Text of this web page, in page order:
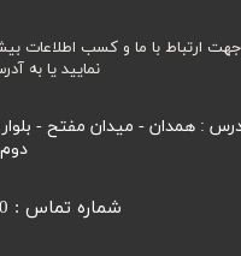
جهت ارتباط با ما و کسب اطلاعات
نمایید یا به
: همدان - میدان مفتح -
شماره تماس : 09185032000 محرابی